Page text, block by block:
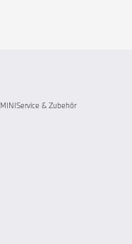
MINIService & Zubehör